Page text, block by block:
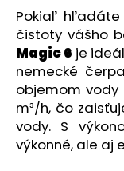
hviezdičiek.
Pokiaľ hľadáte
čistoty vášho
Magic 6 je
nemecké
objemom vody
m³/h, čo
vody. S
výkonné, ale aj
O
d
p
o
r
ú